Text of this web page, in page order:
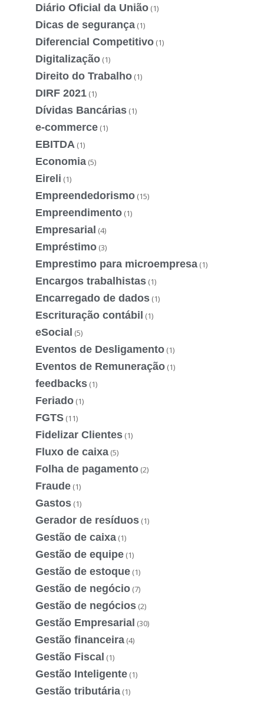
Diário Oficial da União (1)
Dicas de segurança (1)
Diferencial Competitivo (1)
Digitalização (1)
Direito do Trabalho (1)
DIRF 2021 (1)
Dívidas Bancárias (1)
e-commerce (1)
EBITDA (1)
Economia (5)
Eireli (1)
Empreendedorismo (15)
Empreendimento (1)
Empresarial (4)
Empréstimo (3)
Emprestimo para microempresa (1)
Encargos trabalhistas (1)
Encarregado de dados (1)
Escrituração contábil (1)
eSocial (5)
Eventos de Desligamento (1)
Eventos de Remuneração (1)
feedbacks (1)
Feriado (1)
FGTS (11)
Fidelizar Clientes (1)
Fluxo de caixa (5)
Folha de pagamento (2)
Fraude (1)
Gastos (1)
Gerador de resíduos (1)
Gestão de caixa (1)
Gestão de equipe (1)
Gestão de estoque (1)
Gestão de negócio (7)
Gestão de negócios (2)
Gestão Empresarial (30)
Gestão financeira (4)
Gestão Fiscal (1)
Gestão Inteligente (1)
Gestão tributária (1)